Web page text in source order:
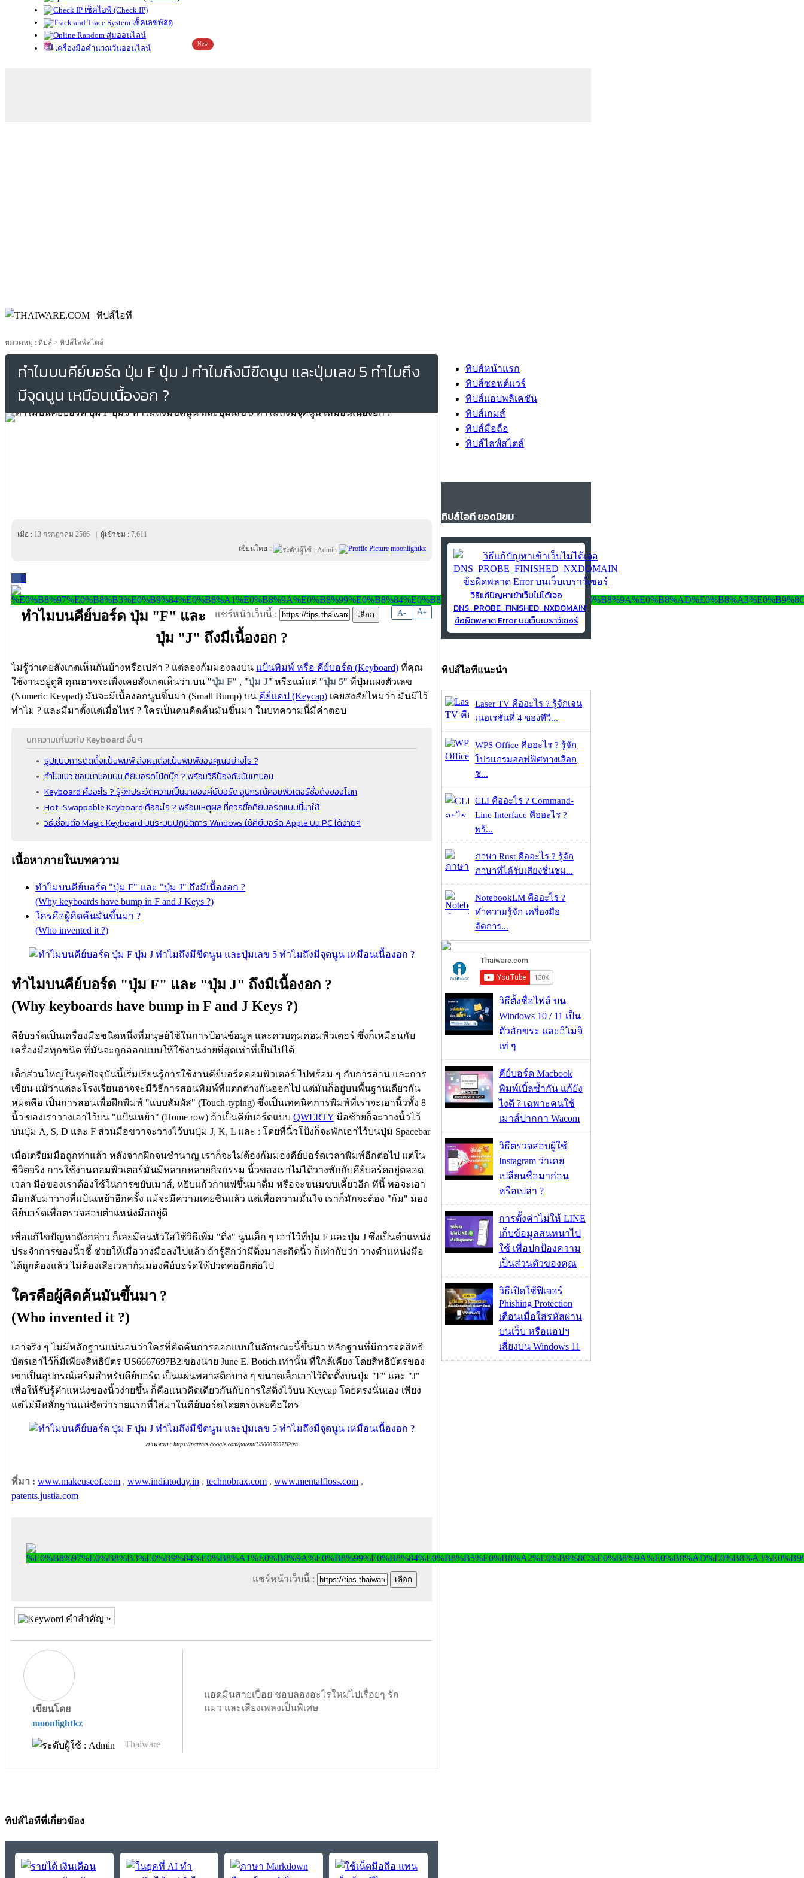
เช็คไอพี (Check IP)
เช็คเลขพัสดุ
สุ่มออนไลน์
เครื่องมือคำนวณวันออนไลน์
New
หมวดหมู่ : ทิปส์ > ทิปส์ไลฟ์สไตล์
ทำไมบนคีย์บอร์ด ปุ่ม F ปุ่ม J ทำไมถึงมีขีดนูน และปุ่มเลข 5 ทำไมถึง
มีจุดนูน เหมือนเนื้องอก ?
เมื่อ : 13 กรกฎาคม 2566 ผู้เข้าชม : 7,611
เขียนโดย :
moonlightkz
0
A- A+
แชร์หน้าเว็บนี้ :
ทำไมบนคีย์บอร์ด ปุ่ม "F" และ
ปุ่ม "J" ถึงมีเนื้องอก ?
ไม่รู้ว่าเคยสังเกตเห็นกันบ้างหรือเปล่า ? แต่ลองก้มมองลงบน แป้นพิมพ์ หรือ คีย์บอร์ด (Keyboard) ที่คุณ
ใช้งานอยู่ดูสิ คุณอาจจะเพิ่งเคยสังเกตเห็นว่า บน "ปุ่ม F" , "ปุ่ม J" หรือแม้แต่ "ปุ่ม 5" ที่ปุ่มแผงตัวเลข
(Numeric Keypad) มันจะมีเนื้องอกนูนขึ้นมา (Small Bump) บน คีย์แคป (Keycap) เคยสงสัยไหมว่า มันมีไว้
ทำไม ? และมีมาตั้งแต่เมื่อไหร่ ? ใครเป็นคนคิดค้นมันขึ้นมา ในบทความนี้มีคำตอบ
บทความเกี่ยวกับ Keyboard อื่นๆ
รูปแบบการติดตั้งแป้นพิมพ์ ส่งผลต่อแป้นพิมพ์ของคุณอย่างไร ?
ทำไมแมว ชอบมานอนบน คีย์บอร์ดโน้ตบุ๊ก ? พร้อมวิธีป้องกันมันมานอน
Keyboard คืออะไร ? รู้จักประวัติความเป็นมาของคีย์บอร์ด อุปกรณ์คอมพิวเตอร์ชื่อดังของโลก
Hot-Swappable Keyboard คืออะไร ? พร้อมเหตุผล ที่ควรซื้อคีย์บอร์ดแบบนี้มาใช้
วิธีเชื่อมต่อ Magic Keyboard บนระบบปฏิบัติการ Windows ใช้คีย์บอร์ด Apple บน PC ได้ง่ายๆ
เนื้อหาภายในบทความ
ทำไมบนคีย์บอร์ด "ปุ่ม F" และ "ปุ่ม J" ถึงมีเนื้องอก ?
(Why keyboards have bump in F and J Keys ?)
ใครคือผู้คิดค้นมันขึ้นมา ?
(Who invented it ?)
ทำไมบนคีย์บอร์ด "ปุ่ม F" และ "ปุ่ม J" ถึงมีเนื้องอก ?
(Why keyboards have bump in F and J Keys ?)
คีย์บอร์ดเป็นเครื่องมือชนิดหนึ่งที่มนุษย์ใช้ในการป้อนข้อมูล และควบคุมคอมพิวเตอร์ ซึ่งก็เหมือนกับ
เครื่องมือทุกชนิด ที่มันจะถูกออกแบบให้ใช้งานง่ายที่สุดเท่าที่เป็นไปได้
เด็กส่วนใหญ่ในยุคปัจจุบันนี้เริ่มเรียนรู้การใช้งานคีย์บอร์ดคอมพิวเตอร์ ไปพร้อม ๆ กับการอ่าน และการ
เขียน แม้ว่าแต่ละโรงเรียนอาจจะมีวิธีการสอนพิมพ์ที่แตกต่างกันออกไป แต่มันก็อยู่บนพื้นฐานเดียวกัน
หมดคือ เป็นการสอนเพื่อฝึกพิมพ์ "แบบสัมผัส" (Touch-typing) ซึ่งเป็นเทคนิคการพิมพ์ที่เราจะเอานิ้วทั้ง 8
นิ้ว ของเราวางเอาไว้บน "แป้นเหย้า" (Home row) ถ้าเป็นคีย์บอร์ดแบบ QWERTY มือซ้ายก็จะวางนิ้วไว้
บนปุ่ม A, S, D และ F ส่วนมือขวาจะวางไว้บนปุ่ม J, K, L และ : โดยที่นิ้วโป้งก็จะพักเอาไว้บนปุ่ม Spacebar
เมื่อเตรียมมือถูกท่าแล้ว หลังจากฝึกจนชำนาญ เราก็จะไม่ต้องก้มมองคีย์บอร์ดเวลาพิมพ์อีกต่อไป แต่ใน
ชีวิตจริง การใช้งานคอมพิวเตอร์มันมีหลากหลายกิจกรรม นิ้วของเราไม่ได้วางพักกับคีย์บอร์ดอยู่ตลอด
เวลา มือของเราต้องใช้ในการขยับเมาส์, หยิบแก้วกาแฟขึ้นมาดื่ม หรือจะขนมขบเคี้ยวอีก ทีนี้ พอจะเอา
มือกลับมาวางที่แป้นเหย้าอีกครั้ง แม้จะมีความเคยชินแล้ว แต่เพื่อความมั่นใจ เราก็มักจะต้อง "ก้ม" มอง
คีย์บอร์ดเพื่อตรวจสอบตำแหน่งมืออยู่ดี
เพื่อแก้ไขปัญหาดังกล่าว ก็เลยมีคนหัวใสใช้วิธีเพิ่ม "ติ่ง" นูนเล็ก ๆ เอาไว้ที่ปุ่ม F และปุ่ม J ซึ่งเป็นตำแหน่ง
ประจำการของนิ้วชี้ ช่วยให้เมื่อวางมือลงไปแล้ว ถ้ารู้สึกว่ามีติ่งมาสะกิดนิ้ว ก็เท่ากับว่า วางตำแหน่งมือ
ได้ถูกต้องแล้ว ไม่ต้องเสียเวลาก้มมองคีย์บอร์ดให้ปวดคออีกต่อไป
ใครคือผู้คิดค้นมันขึ้นมา ?
(Who invented it ?)
เอาจริง ๆ ไม่มีหลักฐานแน่นอนว่าใครที่คิดค้นการออกแบบในลักษณะนี้ขึ้นมา หลักฐานที่มีการจดสิทธิ
บัตรเอาไว้ก็มีเพียงสิทธิบัตร US6667697B2 ของนาย June E. Botich เท่านั้น ที่ใกล้เคียง โดยสิทธิบัตรของ
เขาเป็นอุปกรณ์เสริมสำหรับคีย์บอร์ด เป็นแผ่นพลาสติกบาง ๆ ขนาดเล็กเอาไว้ติดตั้งบนปุ่ม "F" และ "J"
เพื่อให้รับรู้ตำแหน่งของนิ้วง่ายขึ้น ก็คือแนวคิดเดียวกันกับการใส่ติ่งไว้บน Keycap โดยตรงนั่นเอง เพียง
แต่ไม่มีหลักฐานแน่ชัดว่ารายแรกที่ใส่มาในคีย์บอร์ดโดยตรงเลยคือใคร
ภาพจาก : https://patents.google.com/patent/US6667697B2/en
ที่มา : www.makeuseof.com , www.indiatoday.in , technobrax.com , www.mentalfloss.com ,
patents.justia.com
แชร์หน้าเว็บนี้ :
คำสำคัญ »
เขียนโดย
moonlightkz
Thaiware
แอดมินสายเปื่อย ชอบลองอะไรใหม่ไปเรื่อยๆ รัก
แมว และเสียงเพลงเป็นพิเศษ
ทิปส์ไอทีที่เกี่ยวข้อง
ทิปส์หน้าแรก
ทิปส์ซอฟต์แวร์
ทิปส์แอปพลิเคชัน
ทิปส์เกมส์
ทิปส์มือถือ
ทิปส์ไลฟ์สไตล์
ทิปส์ไอที ยอดนิยม
วิธีแก้ปัญหาเข้าเว็บไม่ได้เจอ
DNS_PROBE_FINISHED_NXDOMAIN
ข้อผิดพลาด Error บนเว็บเบราว์เซอร์
ทิปส์ไอทีแนะนำ
Laser TV คืออะไร ? รู้จักเจน
เนอเรชั่นที่ 4 ของทีวี...
WPS Office คืออะไร ? รู้จัก
โปรแกรมออฟฟิศทางเลือก
ช...
CLI คืออะไร ? Command-
Line Interface คืออะไร ?
พร้...
ภาษา Rust คืออะไร ? รู้จัก
ภาษาที่ได้รับเสียงชื่นชม...
NotebookLM คืออะไร ?
ทำความรู้จัก เครื่องมือ
จัดการ...
วิธีตั้งชื่อไฟล์ บน
Windows 10 / 11 เป็น
ตัวอักขระ และอิโมจิ
เท่ ๆ
คีย์บอร์ด Macbook
พิมพ์เบิ้ลซ้ำกัน แก้ยัง
ไงดี ? เฉพาะคนใช้
เมาส์ปากกา Wacom
วิธีตรวจสอบผู้ใช้
Instagram ว่าเคย
เปลี่ยนชื่อมาก่อน
หรือเปล่า ?
การตั้งค่าไม่ให้ LINE
เก็บข้อมูลสนทนาไป
ใช้ เพื่อปกป้องความ
เป็นส่วนตัวของคุณ
วิธีเปิดใช้ฟีเจอร์
Phishing Protection
เตือนเมื่อใส่รหัสผ่าน
บนเว็บ หรือแอปฯ
เสี่ยงบน Windows 11